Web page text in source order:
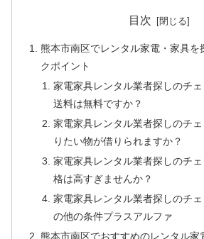
目次
熊本市南区でレンタル家電・家具を
クポイント
家電家具レンタル業者探しのチ
送料は無料ですか？
家電家具レンタル業者探しのチ
りたい物が借りられますか？
家電家具レンタル業者探しのチ
格は高すぎませんか？
家電家具レンタル業者探しのチ
の他の条件プラスアルファ
熊本市南区でおすすめのレンタル家